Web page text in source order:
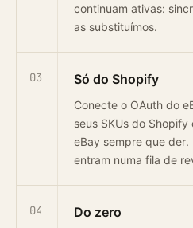
continuam ativas:
as substituímos.
03 Só do Shopify
Conecte o OAuth do
seus SKUs do
eBay sempre que
entram numa fila de
04 Do zero